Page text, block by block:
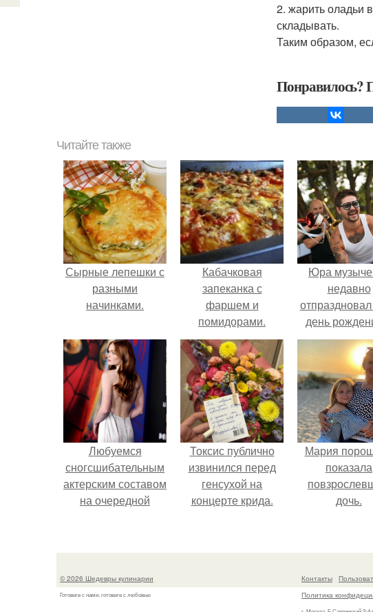
2. жарить оладьи
складывать.
Таким образом,
Понравилось?
Читайте также
Сырные лепешки с
разными
начинками.
Кабачковая
запеканка с
фаршем и
помидорами.
Юра
недавно
день
кругу
близких и
людей.
Любуемся
сногсшибательным
актерским составом
на очередной
Токсис публично
извинился перед
генсухой на
концерте крида.
Мария
показала
дочь.
© 2026 Шедевры кулинарии
Готовьте с нами, готовьте с любовью
Контакты
Политика